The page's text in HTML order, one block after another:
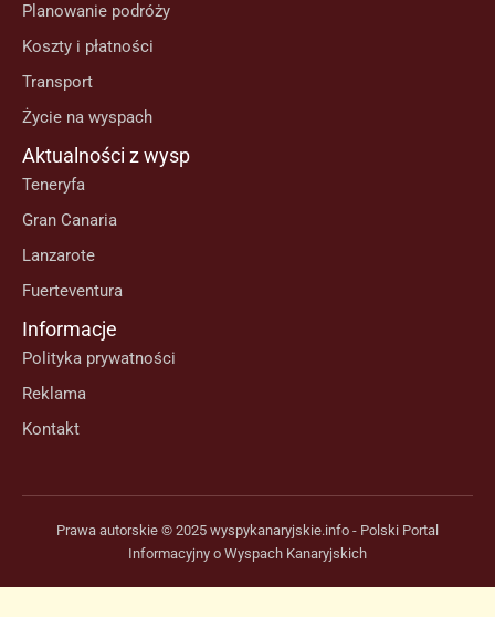
Planowanie podróży
Koszty i płatności
Transport
Życie na wyspach
Aktualności z wysp
Teneryfa
Gran Canaria
Lanzarote
Fuerteventura
Informacje
Polityka prywatności
Reklama
Kontakt
Prawa autorskie © 2025 wyspykanaryjskie.info - Polski Portal
Informacyjny o Wyspach Kanaryjskich